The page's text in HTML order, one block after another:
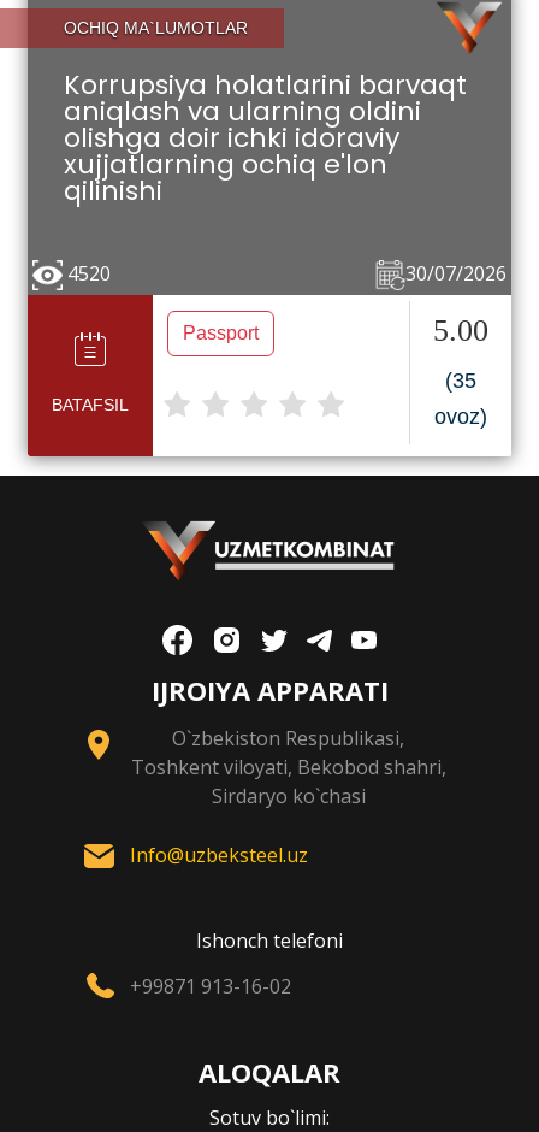
OCHIQ MA`LUMOTLAR
Korrupsiya holatlarini barvaqt
aniqlash va ularning oldini
olishga doir ichki idoraviy
xujjatlarning ochiq e'lon
qilinishi
30/07/2026
4520
BATAFSIL
Passport 5.00
(35
ovoz)
IJROIYA APPARATI
O`zbekiston Respublikasi,
Toshkent viloyati, Bekobod shahri,
Sirdaryo ko`chasi
Info@uzbeksteel.uz
Ishonch telefoni
+99871 913-16-02
ALOQALAR
Sotuv bo`limi: